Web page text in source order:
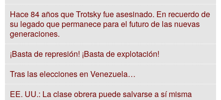
Hace 84 años que Trotsky fue asesinado. En recuerdo de
su legado que permanece para el futuro de las nuevas
generaciones.
¡Basta de represión! ¡Basta de explotación!
Tras las elecciones en Venezuela…
EE. UU.: La clase obrera puede salvarse a sí misma